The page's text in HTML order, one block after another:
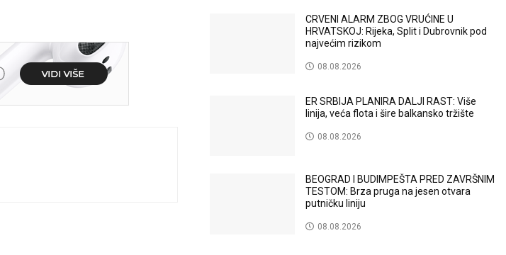
CRVENI ALARM ZBOG VRUĆINE U
HRVATSKOJ: Rijeka, Split i Dubrovnik pod
najvećim rizikom
08.08.2026
ER SRBIJA PLANIRA DALJI RAST: Više
linija, veća flota i šire balkansko tržište
08.08.2026
BEOGRAD I BUDIMPEŠTA PRED ZAVRŠNIM
TESTOM: Brza pruga na jesen otvara
putničku liniju
08.08.2026